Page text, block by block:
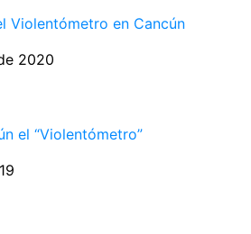
Violentómetro en Cancún
2020
el “Violentómetro”